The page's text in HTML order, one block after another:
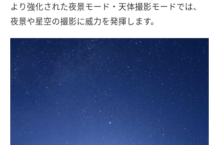
より強化された夜景モード・天体撮影モードでは、
夜景や星空の撮影に威力を発揮します。